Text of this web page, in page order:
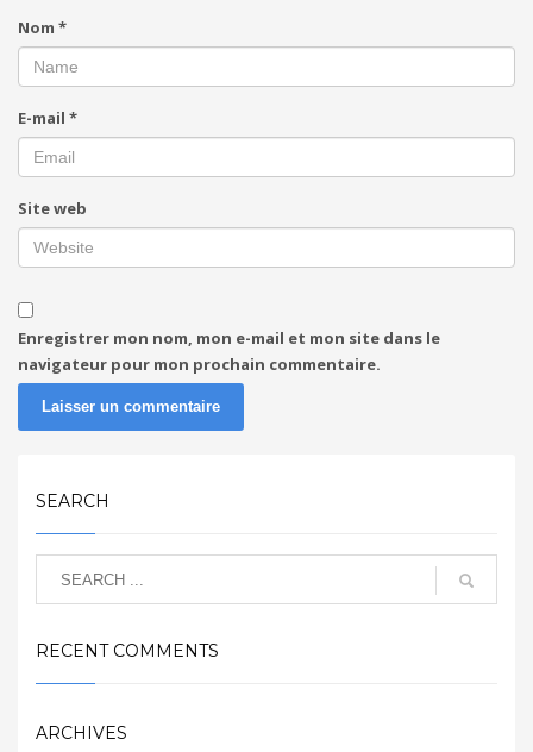
Nom *
E-mail *
Site web
Enregistrer mon nom, mon e-mail et mon site dans le
navigateur pour mon prochain commentaire.
SEARCH
RECENT COMMENTS
ARCHIVES